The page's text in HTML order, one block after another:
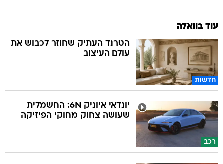
עוד בוואלה
חדשות
הטרנד העתיק שחוזר לכבוש את
עולם העיצוב
רכב
יונדאי איוניק 6N: החשמלית
שעושה צחוק מחוקי הפיזיקה